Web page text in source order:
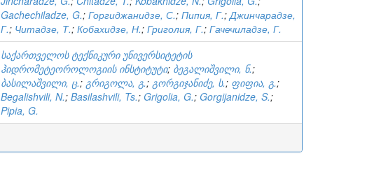
Gachechiladze, G.; Горгиджанидзе, С.; Пипия, Г.;Джинчарадзе,
Г.; Читадзе, Т.; Кобахидзе, Н.; Григолия, Г.; Гачечиладзе, Г.
საქართველოს ტექნიკური უნივერსიტეტის
ჰიდრომეტეოროლოგიის ინსტიტუტი; ბეგალიშვილი, ნ.;
ბასილაშვილი, ც.; გრიგოლა, გ.; გორგიჯანიძე, ს.; ფიფია, გ.;
Begalishvili, N.; Basilashvili, Ts.; Grigolia, G.; Gorgijanidze, S.;
Pipia, G.